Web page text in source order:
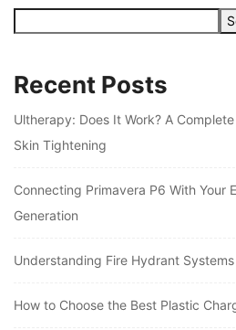
Recent Posts
Ultherapy: Does It Work? A
Skin Tightening
Connecting Primavera P6 With Your
Generation
Understanding Fire Hydrant
How to Choose the Best Plastic